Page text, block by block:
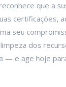
que a
certificações,
seu
dos
— e age hoje